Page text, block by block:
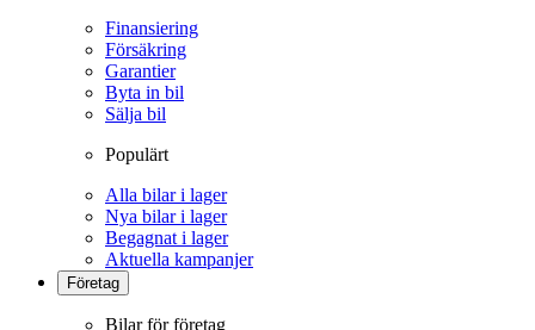
Finansiering
Försäkring
Garantier
Byta in bil
Sälja bil
Populärt
Alla bilar i lager
Nya bilar i lager
Begagnat i lager
Aktuella kampanjer
Företag
Bilar för företag